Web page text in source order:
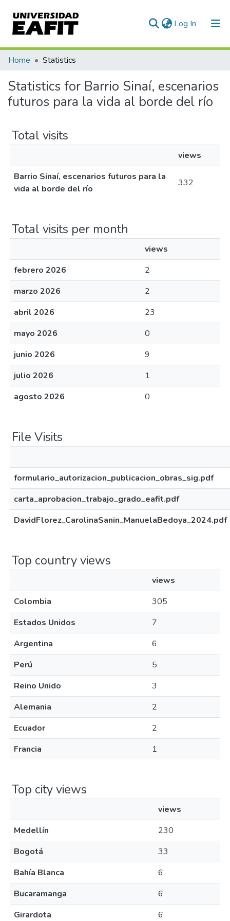
Log In (current)
Communities & Collections
All of DSpace
Home Statistics
Statistics for Barrio Sinaí, escenarios
futuros para la vida al borde del río
Total visits
views
Barrio Sinaí, escenarios futuros para la
vida al borde del río
332
Total visits per month
views
febrero 2026
2
marzo 2026
2
abril 2026
23
mayo 2026
0
junio 2026
9
julio 2026
1
agosto 2026
0
File Visits
formulario_autorizacion_publicacion_obras_sig.pdf
carta_aprobacion_trabajo_grado_eafit.pdf
DavidFlorez_CarolinaSanin_ManuelaBedoya_2024.pdf
Top country views
views
Colombia
305
Estados Unidos
7
Argentina
6
Perú
5
Reino Unido
3
Alemania
2
Ecuador
2
Francia
1
Top city views
views
Medellín
230
Bogotá
33
Bahía Blanca
6
Bucaramanga
6
Girardota
6